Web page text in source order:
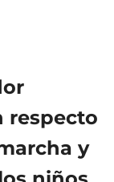
respecto
y